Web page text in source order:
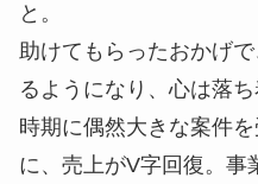
と。
助けてもらったおかげ
るようになり、心は落
時期に偶然大きな案件
に、売上がV字回復。事